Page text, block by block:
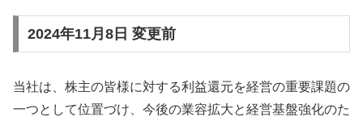
2024年11月8日 変更前
当社は、株主の皆様に対する利益還元を経営の重要課題の
一つとして位置づけ、今後の業容拡大と経営基盤強化のた